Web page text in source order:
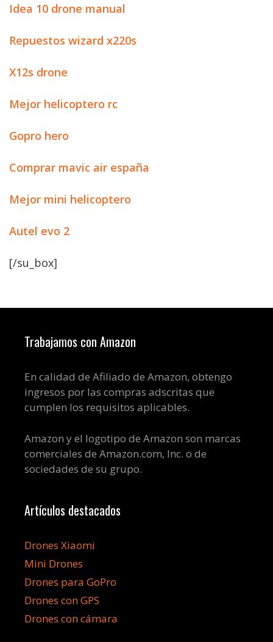
Idea 10 drone manual
Repuestos wizard x220s
X12s drone
Mejor helicoptero rc
Gopro hero
Comprar mavic air españa
Mejor mini helicoptero
Autel evo 2
[/su_box]
Trabajamos con Amazon
En calidad de Afiliado de Amazon, obtengo
ingresos por las compras adscritas que
cumplen los requisitos aplicables.
Amazon y el logotipo de Amazon son marcas
comerciales de Amazon.com, Inc. o de
sociedades de su grupo.
Artículos destacados
Drones Xiaomi
Mini Drones
Drones para GoPro
Drones con GPS
Drones con cámara